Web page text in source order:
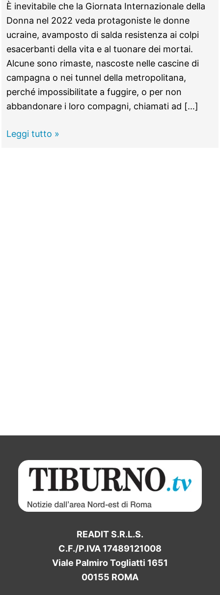
È inevitabile che la Giornata Internazionale della
Donna nel 2022 veda protagoniste le donne
ucraine, avamposto di salda resistenza ai colpi
esacerbanti della vita e al tuonare dei mortai.
Alcune sono rimaste, nascoste nelle cascine di
campagna o nei tunnel della metropolitana,
perché impossibilitate a fuggire, o per non
abbandonare i loro compagni, chiamati ad […]
8Leggi tutto »
READIT S.R.L.S.
C.F./P.IVA 17489121008
Viale Palmiro Togliatti 1651
00155 ROMA